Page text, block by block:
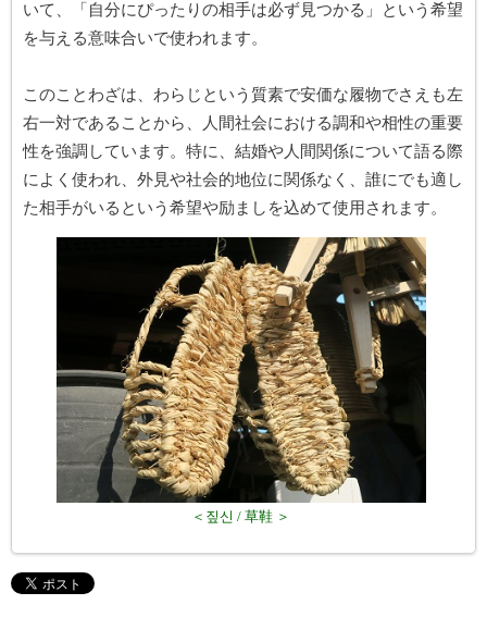
いて、「自分にぴったりの相手は必ず見つかる」という希望
を与える意味合いで使われます。
このことわざは、わらじという質素で安価な履物でさえも左
右一対であることから、人間社会における調和や相性の重要
性を強調しています。特に、結婚や人間関係について語る際
によく使われ、外見や社会的地位に関係なく、誰にでも適し
た相手がいるという希望や励ましを込めて使用されます。
＜짚신 / 草鞋 ＞